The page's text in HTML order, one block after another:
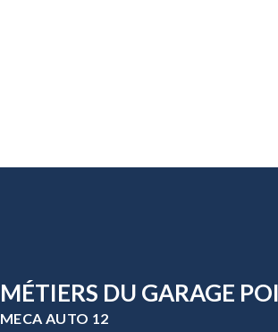
MÉTIERS DU GARAGE
MECA AUTO 12